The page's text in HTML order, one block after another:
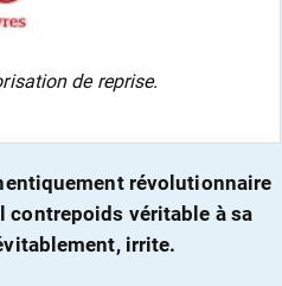
de reprise.
révolutionnaire
contrepoids véritable à sa
irrite.